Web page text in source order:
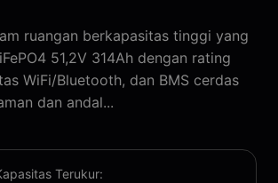
ruangan berkapasitas tinggi yang
51,2V 314Ah dengan rating
WiFi/Bluetooth, dan BMS cerdas
dan andal...
Terukur: